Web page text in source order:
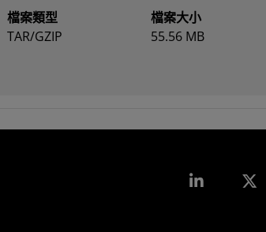
檔案類型
TAR/GZIP
檔案大小
55.56 MB
Linkedin